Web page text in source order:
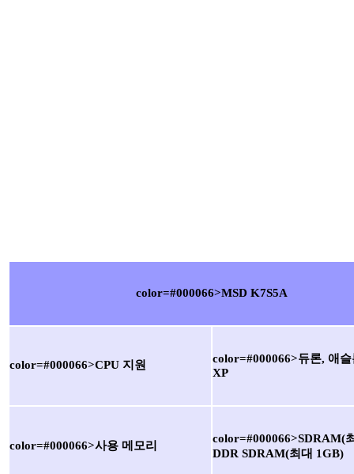
color=#000066>MSD K7S5A
color=#000066>CPU 지원
color=#000066>듀론, 애
XP
color=#000066>사용 메모리
color=#000066>SDRAM(
DDR SDRAM(최대 1GB)